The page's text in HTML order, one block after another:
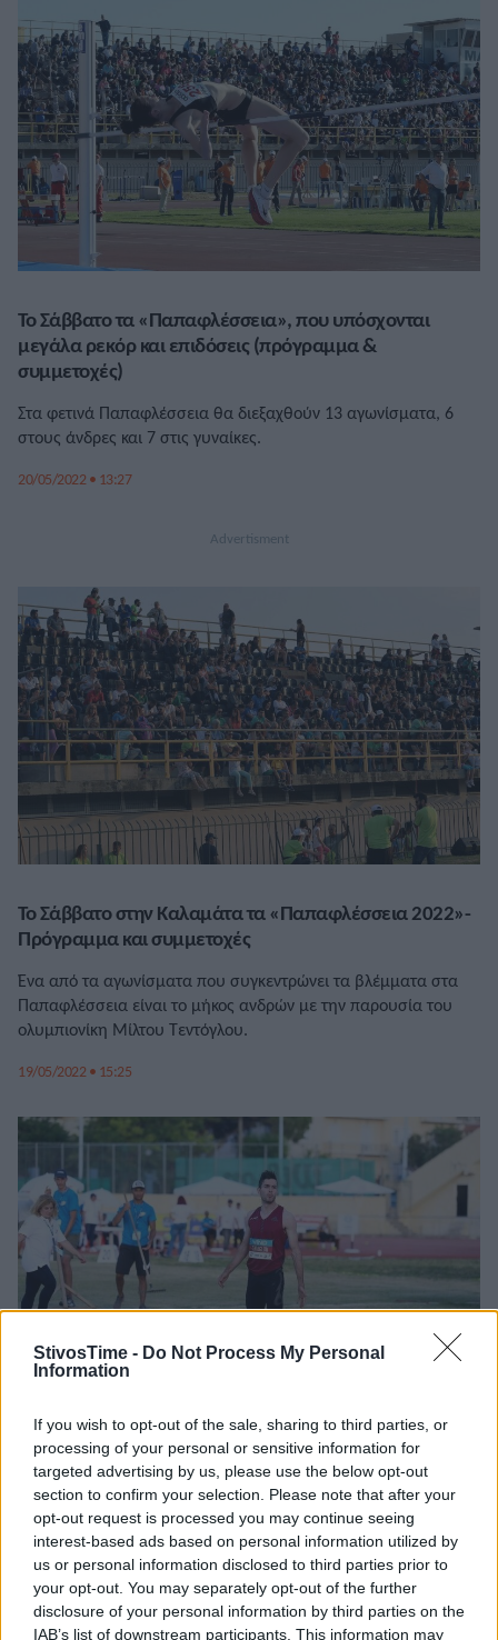
StivosTime - Do Not Process My Personal
Information
If you wish to opt-out of the sale, sharing to third parties, or
processing of your personal or sensitive information for
targeted advertising by us, please use the below opt-out
section to confirm your selection. Please note that after your
opt-out request is processed you may continue seeing
interest-based ads based on personal information utilized by
us or personal information disclosed to third parties prior to
your opt-out. You may separately opt-out of the further
disclosure of your personal information by third parties on the
IAB’s list of downstream participants. This information may
Το Σάββατο τα «Παπαφλέσσεια», που υπόσχονται
μεγάλα ρεκόρ και επιδόσεις (πρόγραμμα &
συμμετοχές)
Στα φετινά Παπαφλέσσεια θα διεξαχθούν 13 αγωνίσματα, 6
στους άνδρες και 7 στις γυναίκες.
20/05/2022 • 13:27
Το Σάββατο στην Καλαμάτα τα «Παπαφλέσσεια 2022»-
Πρόγραμμα και συμμετοχές
Ένα από τα αγωνίσματα που συγκεντρώνει τα βλέμματα στα
Παπαφλέσσεια είναι το μήκος ανδρών με την παρουσία του
ολυμπιονίκη Μίλτου Τεντόγλου.
19/05/2022 • 15:25
Στην τελική ευθεία για τα «Παπαφλέσσεια 2022»
Στα Παπαφλέσσεια μετέχουν πολλοί πρωταθλητές, όπως ο
ολυμπιονίκης Μίλτος Τεντόγλου και οι Σπυριδούλα Καρύδη,
Ελίνα Τζένγκο, Παναγιώτης Τριβυζάς κ.α.
17/05/2022 • 13:10